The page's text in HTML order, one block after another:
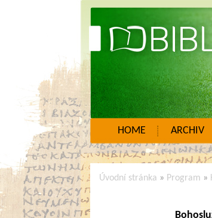
HOME ARCHIV
Úvodní stránka » Program »